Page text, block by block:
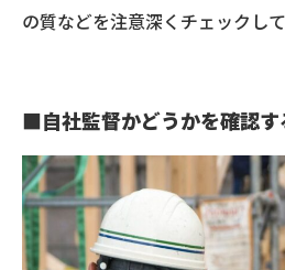
の質などを注意深くチェックし
■自社監督かどうかを確認す